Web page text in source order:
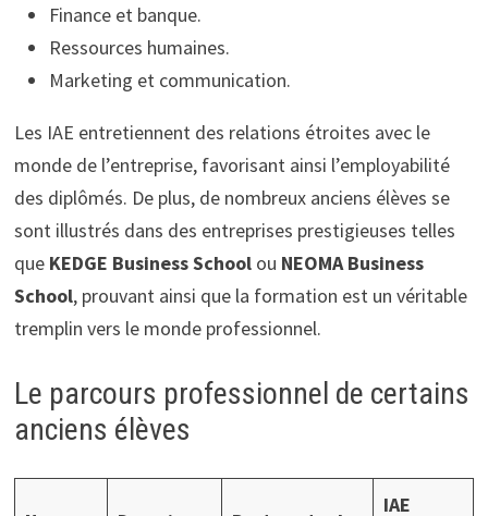
Finance et banque.
Ressources humaines.
Marketing et communication.
Les IAE entretiennent des relations étroites avec le
monde de l’entreprise, favorisant ainsi l’employabilité
des diplômés. De plus, de nombreux anciens élèves se
sont illustrés dans des entreprises prestigieuses telles
que KEDGE Business Schoolou NEOMA Business
School, prouvant ainsi que la formation est un véritable
tremplin vers le monde professionnel.
Le parcours professionnel de certains
anciens élèves
IAE